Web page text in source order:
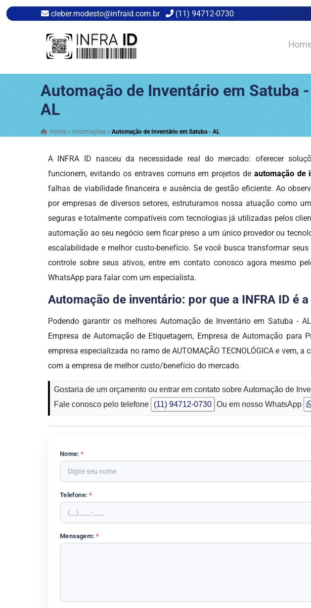
cleber.modesto@infraid.com.br (11) 94712-0730
Automação de Inventário em Satuba -
AL
Home » Informações »Automação de Inventário em Satuba - AL
A INFRA ID nasceu da necessidade real do mercado: oferecer
funcionem, evitando os entraves comuns em projetos de automação de
falhas de viabilidade financeira e ausência de gestão eficiente. Ao
por empresas de diversos setores, estruturamos nossa atuação como
seguras e totalmente compatíveis com tecnologias já utilizadas pelos
automação ao seu negócio sem ficar preso a um único provedor ou
escalabilidade e melhor custo-benefício. Se você busca transformar
controle sobre seus ativos, entre em contato conosco agora mesmo
WhatsApp para falar com um especialista.
Automação de inventário: por que a INFRA ID é
Podendo garantir os melhores Automação de Inventário em Satuba -
Empresa de Automação de Etiquetagem, Empresa de Automação
empresa especializada no ramo de AUTOMAÇÃO TECNOLÓGICA e vem,
com a empresa de melhor custo/benefício do mercado.
Gostaria de um orçamento ou entrar em contato sobre Automação de
Fale conosco pelo telefone
(11) 94712-0730 Ou em nosso WhatsApp
Nome:*
Telefone:*
Mensagem:*